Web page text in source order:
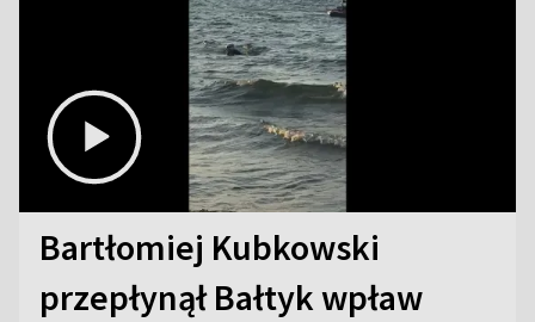
Bartłomiej Kubkowski
przepłynął Bałtyk wpław